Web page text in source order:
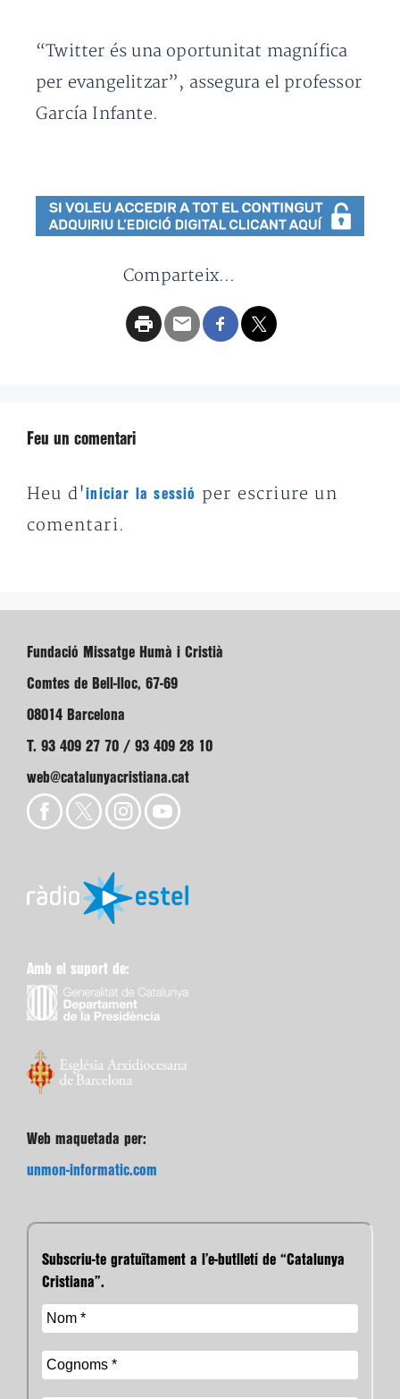
“Twitter és una oportunitat magnífica
per evangelitzar”, assegura el professor
García Infante.
Comparteix...
Feu un comentari
Heu d'iniciar la sessió
per escriure un
comentari.
Fundació Missatge Humà i Cristià
Comtes de Bell-lloc, 67-69
08014 Barcelona
T. 93 409 27 70 / 93 409 28 10
web@catalunyacristiana.cat
Amb el suport de:
Web maquetada per:
unmon-informatic.com
Subscriu-te gratuïtament a l’e-butlletí de “Catalunya
Cristiana”.